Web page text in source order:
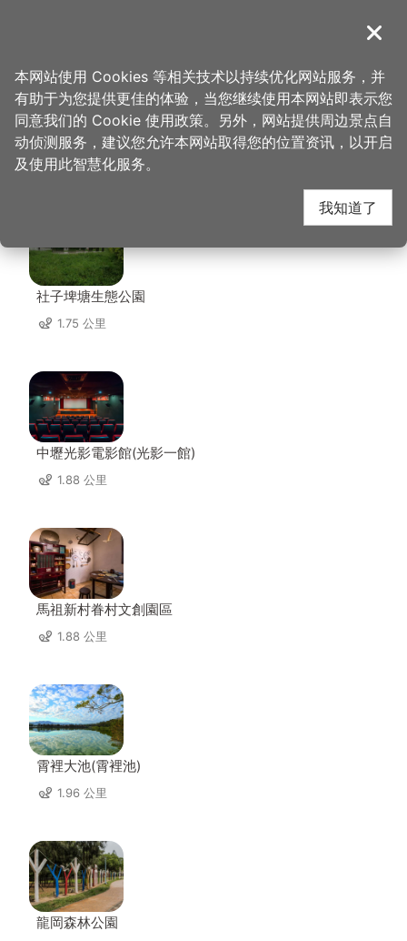
導覽
首页 > 想去的地方 > 美食、购物 > 阿静忠贞米干
阿静忠贞米干 周边景点
社子埤塘生態公園
1.75 公里
中壢光影電影館(光影一館)
1.88 公里
馬祖新村眷村文創園區
1.88 公里
霄裡大池(霄裡池)
1.96 公里
龍岡森林公園
关闭
本网站使用 Cookies 等相关技术以持续优化网站服务，并
有助于为您提供更佳的体验，当您继续使用本网站即表示您
同意我们的 Cookie 使用政策。另外，网站提供周边景点自
动侦测服务，建议您允许本网站取得您的位置资讯，以开启
及使用此智慧化服务。
我知道了